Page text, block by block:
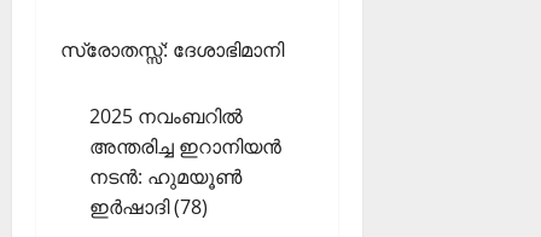
സ്രോതസ്സ്: ദേശാഭിമാനി
2025 നവംബറില്‍
അന്തരിച്ച ഇറാനിയന്‍
നടന്‍: ഹുമയൂണ്‍
ഇര്‍ഷാദി (78)